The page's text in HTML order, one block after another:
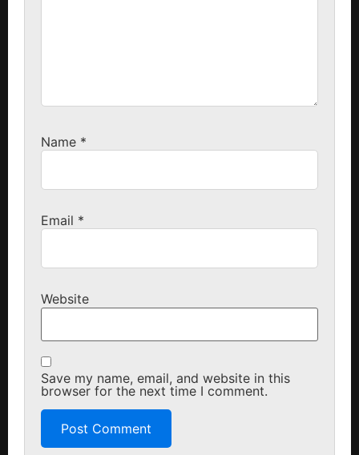
Name *
Email *
Website
Save my name, email, and website in this
browser for the next time I comment.